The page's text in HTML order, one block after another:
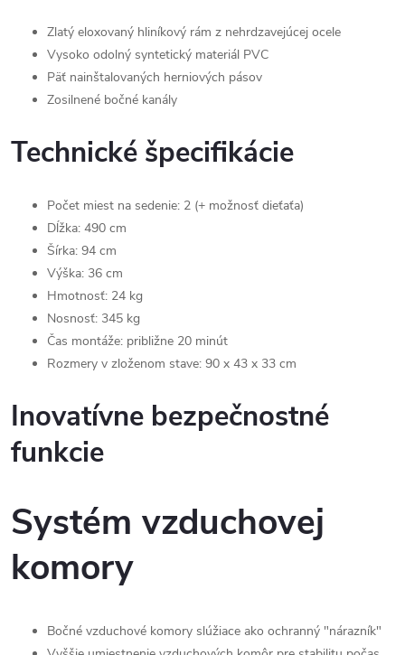
Zlatý eloxovaný hliníkový rám z nehrdzavejúcej ocele
Vysoko odolný syntetický materiál PVC
Päť nainštalovaných herniových pásov
Zosilnené bočné kanály
Technické špecifikácie
Počet miest na sedenie: 2 (+ možnosť dieťaťa)
Dĺžka: 490 cm
Šírka: 94 cm
Výška: 36 cm
Hmotnosť: 24 kg
Nosnosť: 345 kg
Čas montáže: približne 20 minút
Rozmery v zloženom stave: 90 x 43 x 33 cm
Inovatívne bezpečnostné
funkcie
Systém vzduchovej
komory
Bočné vzduchové komory slúžiace ako ochranný "nárazník"